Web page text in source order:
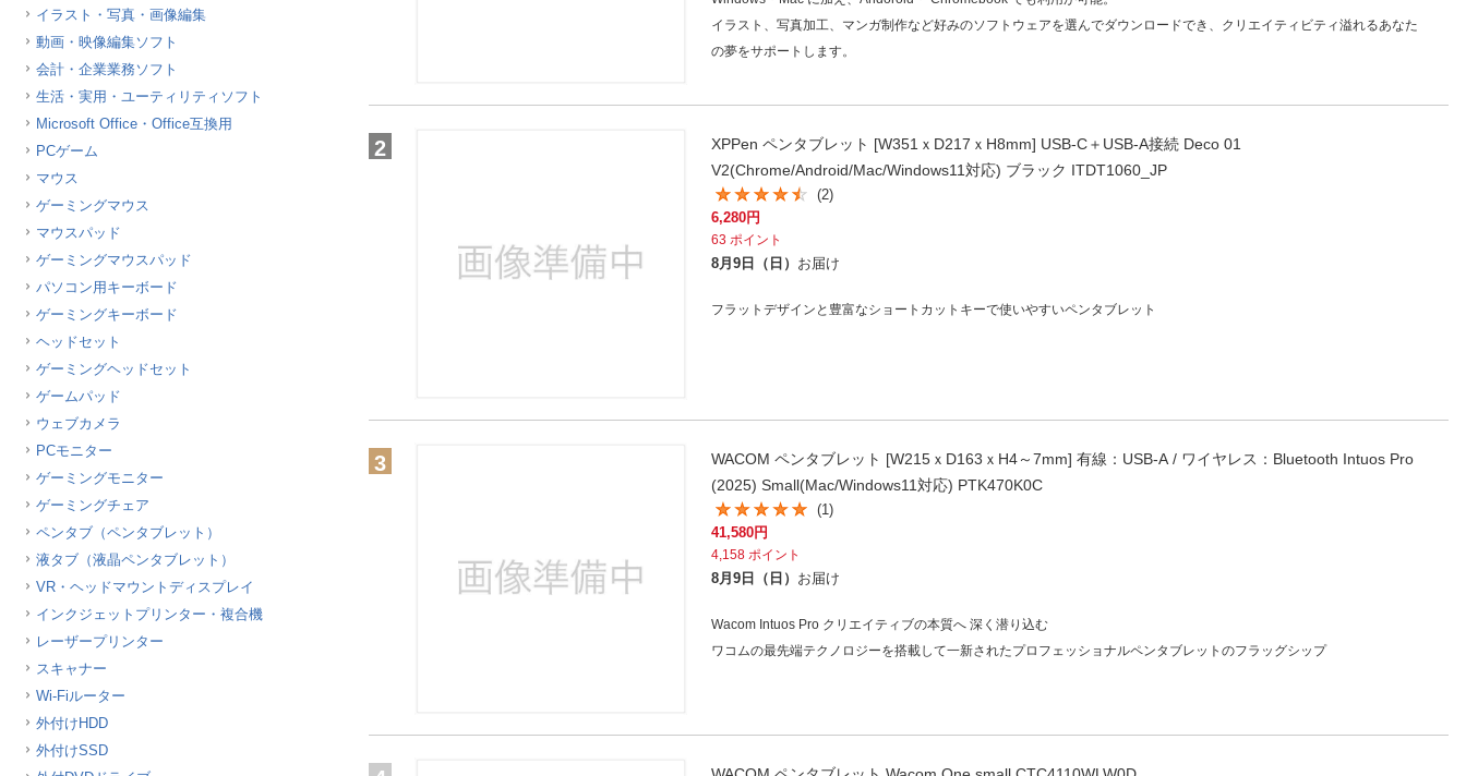
イラスト・写真・画像編集
動画・映像編集ソフト
会計・企業業務ソフト
生活・実用・ユーティリティソフト
Microsoft Office・Office互換用
PCゲーム
マウス
ゲーミングマウス
マウスパッド
ゲーミングマウスパッド
パソコン用キーボード
ゲーミングキーボード
ヘッドセット
ゲーミングヘッドセット
ゲームパッド
ウェブカメラ
PCモニター
ゲーミングモニター
ゲーミングチェア
ペンタブ（ペンタブレット）
液タブ（液晶ペンタブレット）
VR・ヘッドマウントディスプレイ
インクジェットプリンター・複合機
レーザープリンター
スキャナー
Wi-Fiルーター
外付けHDD
外付けSSD
イラスト、写真加工、マンガ制作など好みのソフトウェアを選んでダウンロードでき、クリエイティビティ溢れるあなた
の夢をサポートします。
2
XPPen ペンタブレット [W351ｘD217ｘH8mm] USB-C＋USB-A接続 Deco 01
V2(Chrome/Android/Mac/Windows11対応) ブラック ITDT1060_JP
(2)
6,280円
63 ポイント
8月9日（日） お届け
フラットデザインと豊富なショートカットキーで使いやすいペンタブレット
3
WACOM ペンタブレット [W215ｘD163ｘH4～7mm] 有線：USB-A / ワイヤレス：Bluetooth Intuos Pro
(2025) Small(Mac/Windows11対応) PTK470K0C
(1)
41,580円
4,158 ポイント
8月9日（日） お届け
Wacom Intuos Pro クリエイティブの本質へ 深く潜り込む
ワコムの最先端テクノロジーを搭載して一新されたプロフェッショナルペンタブレットのフラッグシップ